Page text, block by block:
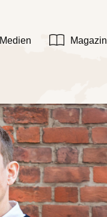
Medien Magazin